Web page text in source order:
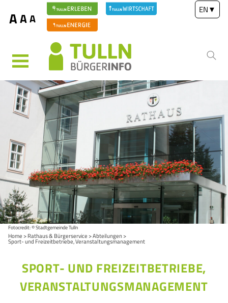
AAA
EN▼
MENÜ
Fotocredit: © Stadtgemeinde Tulln
Home Rathaus & Bürgerservice Abteilungen
Sport- und Freizeitbetriebe, Veranstaltungsmanagement
SPORT- UND FREIZEITBETRIEBE,
VERANSTALTUNGSMANAGEMENT